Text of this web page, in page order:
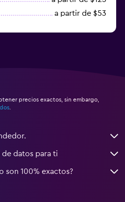
a partir de $53
precios exactos, sin embargo,
datos para ti
son 100% exactos?